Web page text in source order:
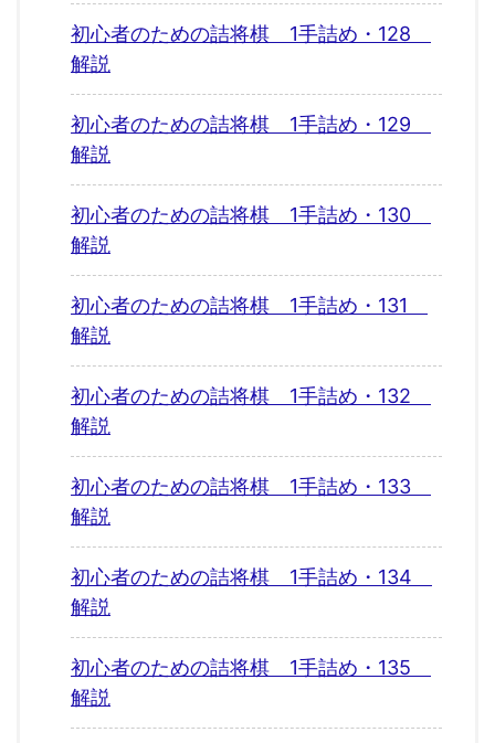
初心者のための詰将棋 1手詰め・128
解説
初心者のための詰将棋 1手詰め・129
解説
初心者のための詰将棋 1手詰め・130
解説
初心者のための詰将棋 1手詰め・131
解説
初心者のための詰将棋 1手詰め・132
解説
初心者のための詰将棋 1手詰め・133
解説
初心者のための詰将棋 1手詰め・134
解説
初心者のための詰将棋 1手詰め・135
解説